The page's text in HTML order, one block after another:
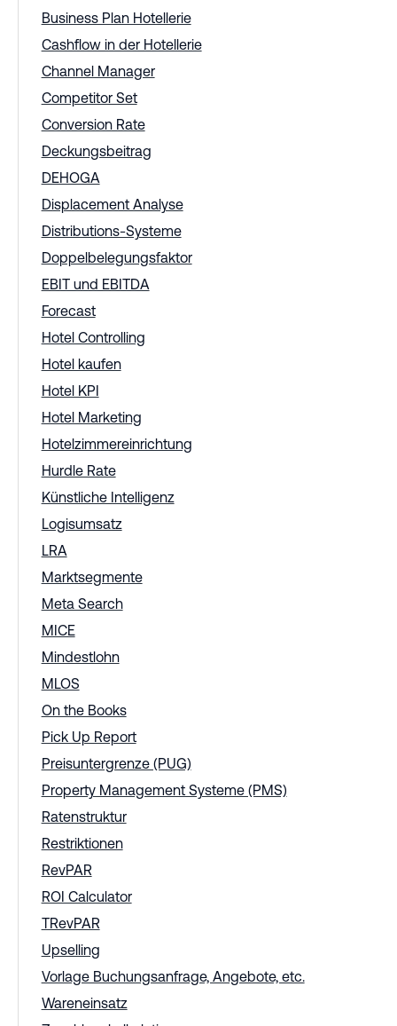
Business Plan Hotellerie
Cashflow in der Hotellerie
Channel Manager
Competitor Set
Conversion Rate
Deckungsbeitrag
DEHOGA
Displacement Analyse
Distributions-Systeme
Doppelbelegungsfaktor
EBIT und EBITDA
Forecast
Hotel Controlling
Hotel kaufen
Hotel KPI
Hotel Marketing
Hotelzimmereinrichtung
Hurdle Rate
Künstliche Intelligenz
Logisumsatz
LRA
Marktsegmente
Meta Search
MICE
Mindestlohn
MLOS
On the Books
Pick Up Report
Preisuntergrenze (PUG)
Property Management Systeme (PMS)
Ratenstruktur
Restriktionen
RevPAR
ROI Calculator
TRevPAR
Upselling
Vorlage Buchungsanfrage, Angebote, etc.
Wareneinsatz